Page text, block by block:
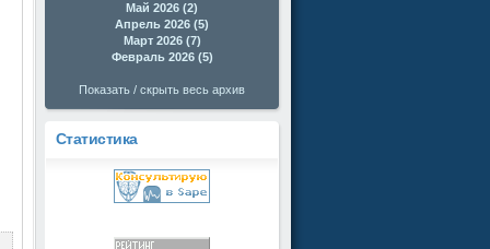
Май 2026 (2)
Апрель 2026 (5)
Март 2026 (7)
Февраль 2026 (5)
Показать / скрыть весь архив
Статистика